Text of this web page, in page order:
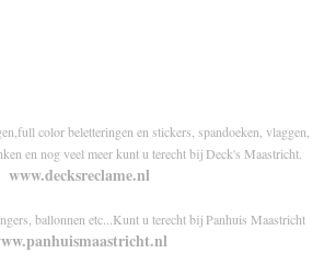
color beletteringen en stickers, spandoeken, vlaggen,
en nog veel meer kunt u terecht bij Deck's Maastricht.
www.decksreclame.nl
ballonnen etc...Kunt u terecht bij Panhuis Maastricht